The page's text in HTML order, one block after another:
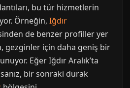
bu tür hizmetlerin
Örneğin, Iğdır
de benzer profiller yer
gezginler için daha geniş bir
Eğer Iğdır Aralık’ta
bir sonraki durak